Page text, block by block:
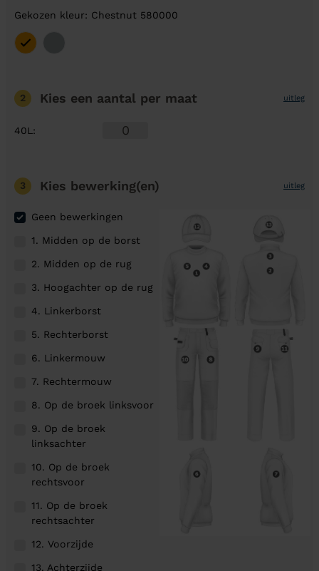
Gekozen kleur: Chestnut 580000
2 Kies een aantal per maat uitleg
40L :
3 Kies bewerking(en) uitleg
Geen bewerkingen
1. Midden op de borst
2. Midden op de rug
3. Hoogachter op de rug
4. Linkerborst
5. Rechterborst
6. Linkermouw
7. Rechtermouw
8. Op de broek linksvoor
9. Op de broek
linksachter
10. Op de broek
rechtsvoor
11. Op de broek
rechtsachter
12. Voorzijde
13. Achterzijde